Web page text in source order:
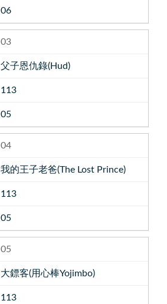
06
03
父子恩仇錄(Hud)
113
05
04
我的王子老爸(The Lost Prince)
113
05
05
大鏢客(用心棒Yojimbo)
113